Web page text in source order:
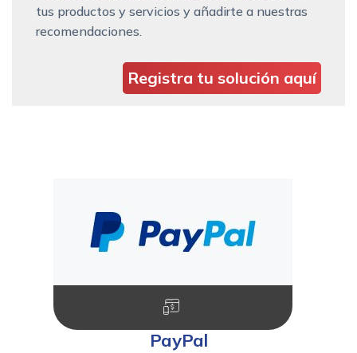
tus productos y servicios y añadirte a nuestras
recomendaciones.
Registra tu solución aquí
PayPal